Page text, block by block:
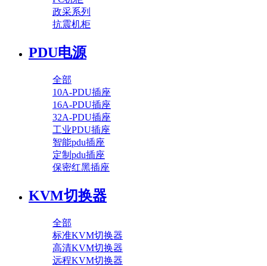
政采系列
抗震机柜
PDU电源
全部
10A-PDU插座
16A-PDU插座
32A-PDU插座
工业PDU插座
智能pdu插座
定制pdu插座
保密红黑插座
KVM切换器
全部
标准KVM切换器
高清KVM切换器
远程KVM切换器